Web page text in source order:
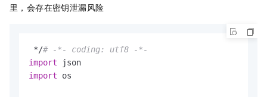
里，会存在密钥泄漏风险
*/# -*- coding: utf8 -*-
import
import os